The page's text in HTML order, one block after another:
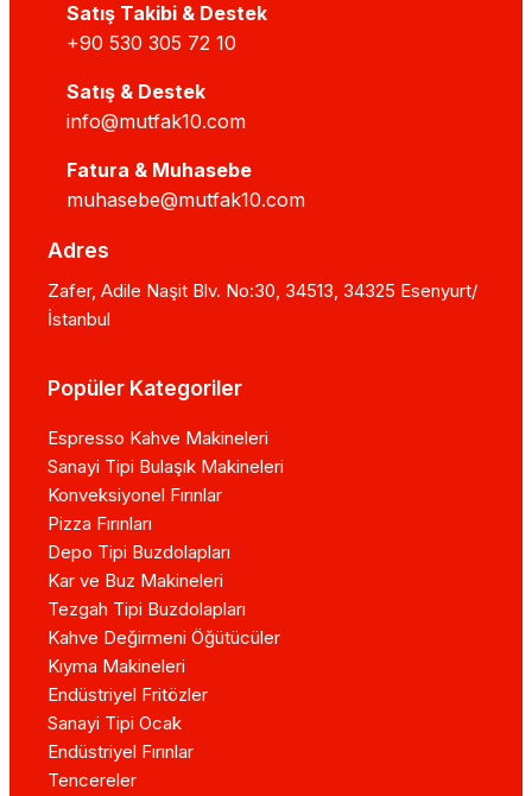
Satış Takibi & Destek
+90 530 305 72 10
Satış & Destek
info@mutfak10.com
Fatura & Muhasebe
muhasebe@mutfak10.com
Adres
Zafer, Adile Naşit Blv. No:30, 34513, 34325 Esenyurt/
İstanbul
Popüler Kategoriler
Espresso Kahve Makineleri
Sanayi Tipi Bulaşık Makineleri
Konveksiyonel Fırınlar
Pizza Fırınları
Depo Tipi Buzdolapları
Kar ve Buz Makineleri
Tezgah Tipi Buzdolapları
Kahve Değirmeni Öğütücüler
Kıyma Makineleri
Endüstriyel Fritözler
Sanayi Tipi Ocak
Endüstriyel Fırınlar
Tencereler